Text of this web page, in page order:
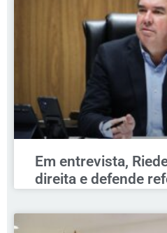
Em entrevista,
direita e defende